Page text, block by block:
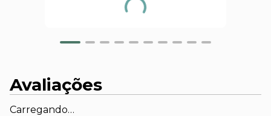
Avaliações
Carregando…